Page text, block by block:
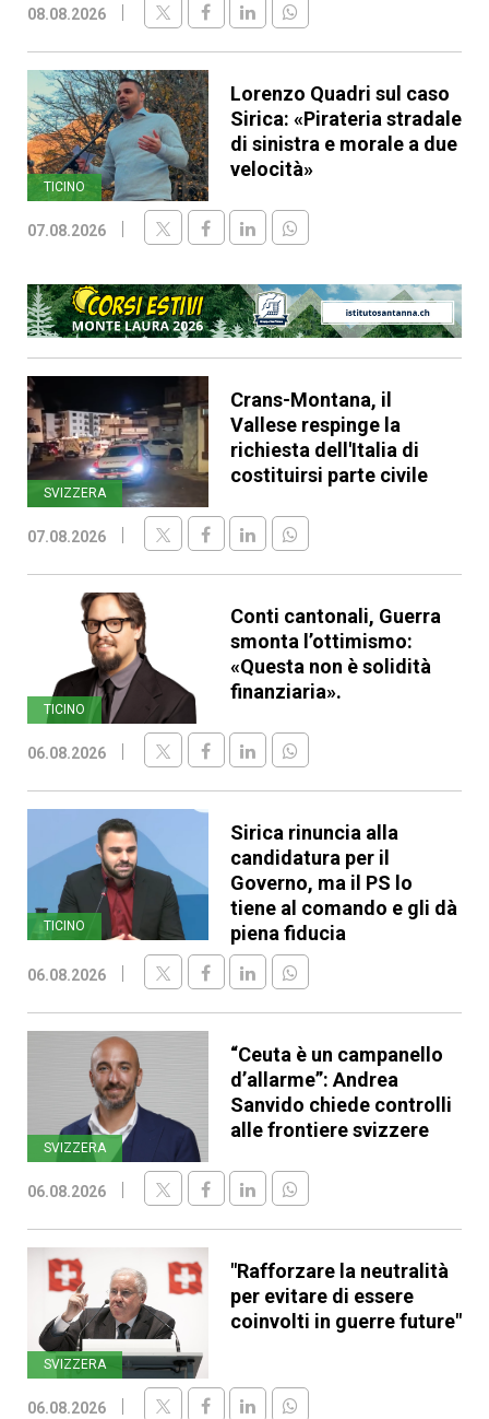
08.08.2026
TICINO
Lorenzo Quadri sul caso
Sirica: «Pirateria stradale
di sinistra e morale a due
velocità»
07.08.2026
SVIZZERA
Crans-Montana, il
Vallese respinge la
richiesta dell'Italia di
costituirsi parte civile
07.08.2026
TICINO
Conti cantonali, Guerra
smonta l’ottimismo:
«Questa non è solidità
finanziaria».
06.08.2026
TICINO
Sirica rinuncia alla
candidatura per il
Governo, ma il PS lo
tiene al comando e gli dà
piena fiducia
06.08.2026
SVIZZERA
“Ceuta è un campanello
d’allarme”: Andrea
Sanvido chiede controlli
alle frontiere svizzere
06.08.2026
SVIZZERA
"Rafforzare la neutralità
per evitare di essere
coinvolti in guerre future"
06.08.2026